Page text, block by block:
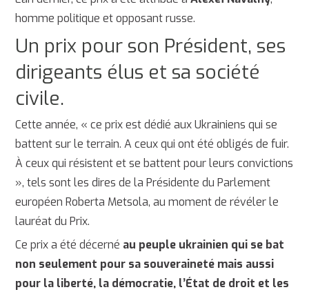
homme politique et opposant russe.
Un prix pour son Président, ses
dirigeants élus et sa société
civile.
Cette année, « ce prix est dédié aux Ukrainiens qui se
battent sur le terrain. A ceux qui ont été obligés de fuir.
À ceux qui résistent et se battent pour leurs convictions
», tels sont les dires de la Présidente du Parlement
européen Roberta Metsola, au moment de révéler le
lauréat du Prix.
Ce prix a été décerné au peuple ukrainien qui se bat
non seulement pour sa souveraineté mais aussi
pour la liberté, la démocratie, l’État de droit et les